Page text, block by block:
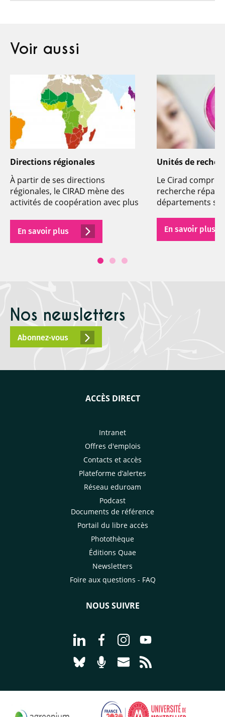
Voir aussi
Directions régionales
À partir de ses directions
régionales, le CIRAD mène des
activités de coopération avec plus
En savoir plus
Unités de
Le Cirad
recherche
départements
En savoir plus
Nos newsletters
Abonnez-vous
ACCÈS DIRECT
Intranet
Offres d'emplois
Contacts et accès
Plateforme d’alertes
Réseau eduroam
Podcast
Documents de référence
Portail du libre accès
Photothèque
Éditions Quae
Newsletters
Foire aux questions - FAQ
NOUS SUIVRE
Aller à la page Nous suivre sur
Aller à la page Nous suivre sur
Aller à la page Nous
Aller à la page
Aller à la page Nous suivre sur
Aller à la page Nourrir le
Aller à la page Nous